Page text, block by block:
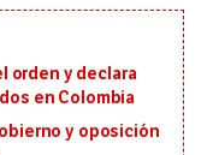
orden y declara
en Colombia
y oposición